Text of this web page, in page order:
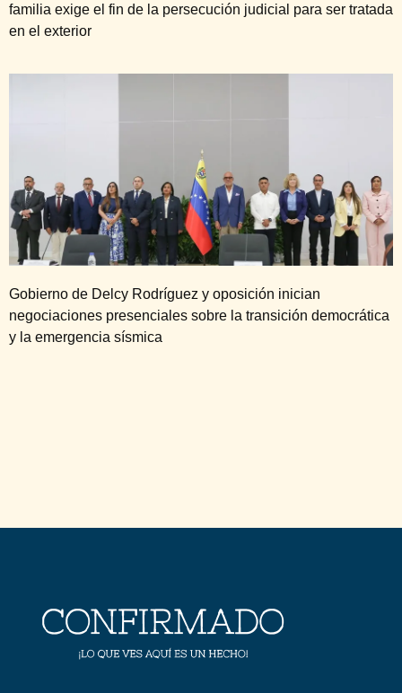
familia exige el fin de la persecución judicial para ser tratada
en el exterior
Gobierno de Delcy Rodríguez y oposición inician
negociaciones presenciales sobre la transición democrática
y la emergencia sísmica